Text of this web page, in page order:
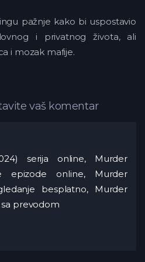
pažnje kako bi uspostavio
i privatnog života, ali
i mozak mafije.
vaš komentar
serija online, Murder
epizode online, Murder
besplatno, Murder
prevodom